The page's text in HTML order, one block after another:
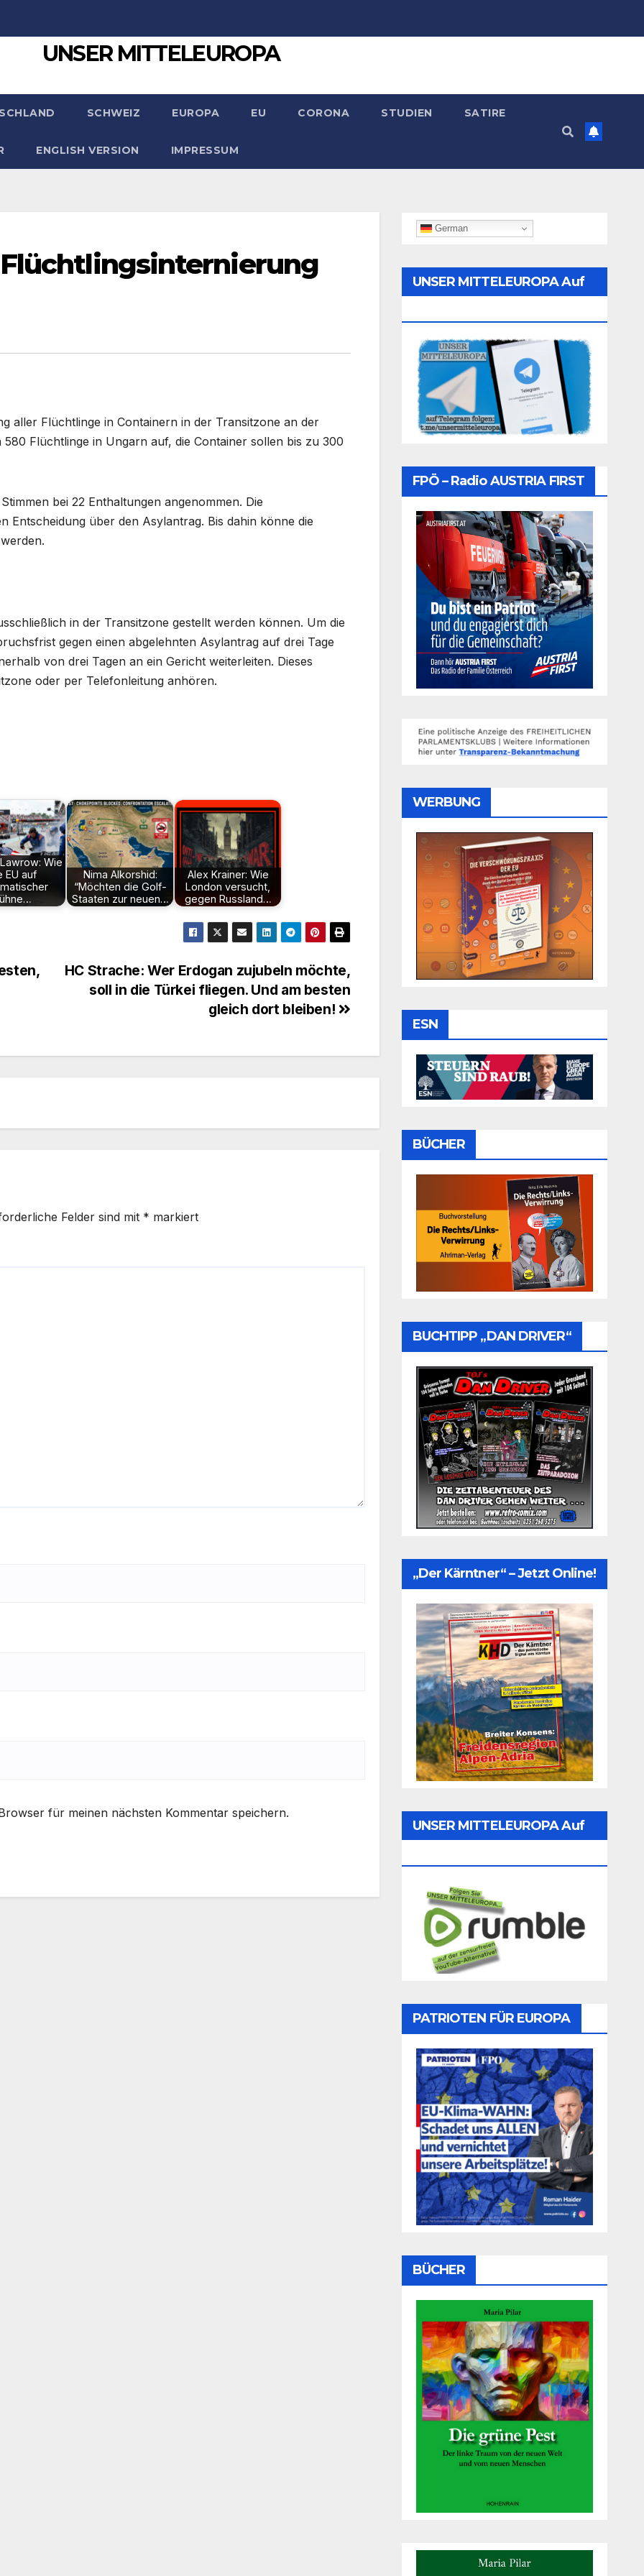
UNSER MITTELEUROPA
SCHWEIZ EUROPA EU CORONA STUDIEN SATIRE
ENGLISH VERSION IMPRESSUM
aller Flüchtlinge in Containern in der Transitzone an der
Flüchtlinge in Ungarn auf, die Container sollen bis zu 300
bei 22 Enthaltungen angenommen. Die
Entscheidung über den Asylantrag. Bis dahin könne die
in der Transitzone gestellt werden können. Um die
gegen einen abgelehnten Asylantrag auf drei Tage
von drei Tagen an ein Gericht weiterleiten. Dieses
oder per Telefonleitung anhören.
Wie
EU auf
Nima Alkorshid:
“Möchten die Golf-
Staaten zur neuen…
Alex Krainer: Wie
London versucht,
gegen Russland…
HC Strache: Wer Erdogan zujubeln möchte,
soll in die Türkei fliegen. Und am besten
gleich dort bleiben!
Felder sind mit * markiert
für meinen nächsten Kommentar speichern.
German
UNSER MITTELEUROPA Auf
FPÖ – Radio AUSTRIA FIRST
WERBUNG
ESN
BÜCHER
BUCHTIPP „DAN DRIVER“
„Der Kärntner“ – Jetzt Online!
UNSER MITTELEUROPA Auf
PATRIOTEN FÜR EUROPA
BÜCHER